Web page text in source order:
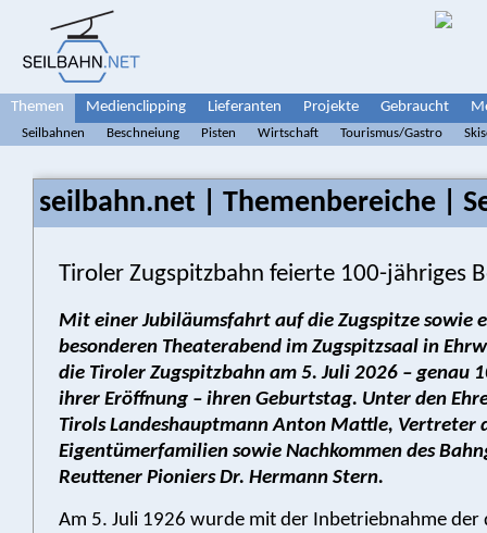
Themen Medienclipping Lieferanten Projekte Gebraucht
Seilbahnen Beschneiung Pisten Wirtschaft Tourismus/Gastro
seilbahn.net | Themenbereiche |
Tiroler Zugspitzbahn feierte 100-jähriges
Mit einer Jubiläumsfahrt auf die Zugspitze sowie
besonderen Theaterabend im Zugspitzsaal in
die Tiroler Zugspitzbahn am 5. Juli 2026 – genau
ihrer Eröffnung – ihren Geburtstag. Unter den
Tirols Landeshauptmann Anton Mattle, Vertreter
Eigentümerfamilien sowie Nachkommen des
Reuttener Pioniers Dr. Hermann Stern.
Am 5. Juli 1926 wurde mit der Inbetriebnahme der